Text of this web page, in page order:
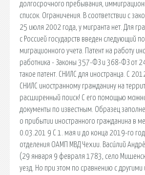
долгосрочного пребывания,
список. Ограничения. В соответствии с
25 июля 2002 года, у мигранта нет. Для
с Россией государств введен следующий
миграционного учета. Патент на работу
работника - Законы 357-ФЗ и 368-ФЗ от
такое патент. СНИЛС для иностранца. С
СНИЛС иностранному гражданину на
расширенный поиск! С его помощью
документы по известным. Образец
о прибытии иностранного гражданина в
0.03.201 9 С 1. мая и до конца 2019-го
отделения ОАМП МВД Чехии. Васи́лий
(29 января 9 февраля 1783, село
уезд. Но при этом по сравнению с другими